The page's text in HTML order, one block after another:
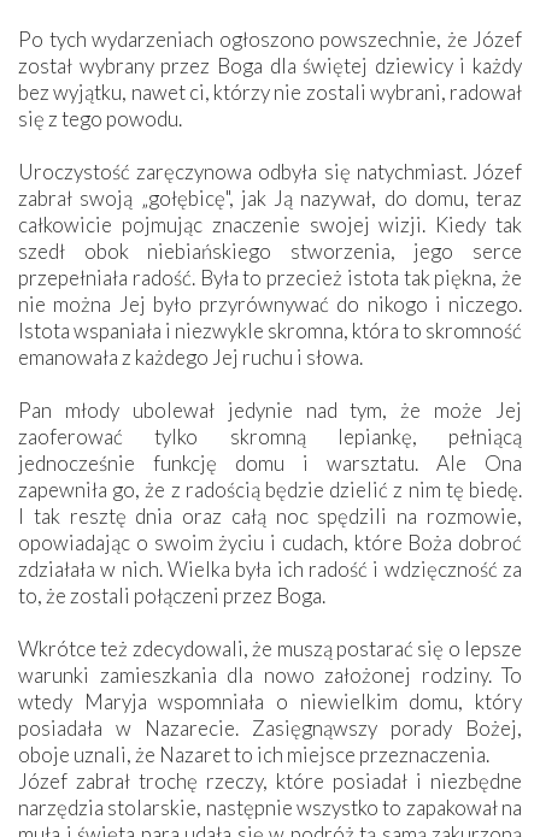
Po tych wydarzeniach ogłoszono powszechnie, że Józef
został wybrany przez Boga dla świętej dziewicy i każdy
bez wyjątku, nawet ci, którzy nie zostali wybrani, radował
się z tego powodu.
Uroczystość zaręczynowa odbyła się natychmiast. Józef
zabrał swoją „gołębicę", jak Ją nazywał, do domu, teraz
całkowicie pojmując znaczenie swojej wizji. Kiedy tak
szedł obok niebiańskiego stworzenia, jego serce
przepełniała radość. Była to przecież istota tak piękna, że
nie można Jej było przyrównywać do nikogo i niczego.
Istota wspaniała i niezwykle skromna, która to skromność
emanowała z każdego Jej ruchu i słowa.
Pan młody ubolewał jedynie nad tym, że może Jej
zaoferować tylko skromną lepiankę, pełniącą
jednocześnie funkcję domu i warsztatu. Ale Ona
zapewniła go, że z radością będzie dzielić z nim tę biedę.
I tak resztę dnia oraz całą noc spędzili na rozmowie,
opowiadając o swoim życiu i cudach, które Boża dobroć
zdziałała w nich. Wielka była ich radość i wdzięczność za
to, że zostali połączeni przez Boga.
Wkrótce też zdecydowali, że muszą postarać się o lepsze
warunki zamieszkania dla nowo założonej rodziny. To
wtedy Maryja wspomniała o niewielkim domu, który
posiadała w Nazarecie. Zasięgnąwszy porady Bożej,
oboje uznali, że Nazaret to ich miejsce przeznaczenia.
Józef zabrał trochę rzeczy, które posiadał i niezbędne
narzędzia stolarskie, następnie wszystko to zapakował na